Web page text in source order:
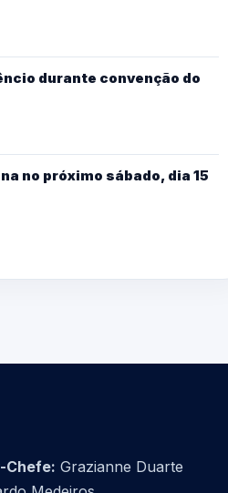
durante convenção do
no próximo sábado, dia 15
Chefe: Grazianne Duarte